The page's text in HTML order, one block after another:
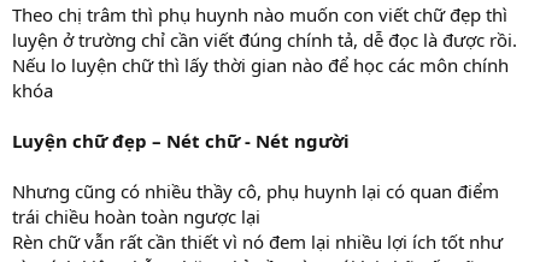
Theo chị trâm thì phụ huynh nào muốn con viết chữ đẹp thì
luyện ở trường chỉ cần viết đúng chính tả, dễ đọc là được rồi.
Nếu lo luyện chữ thì lấy thời gian nào để học các môn chính
khóa
Luyện chữ đẹp – Nét chữ - Nét người
Nhưng cũng có nhiều thầy cô, phụ huynh lại có quan điểm
trái chiều hoàn toàn ngược lại
Rèn chữ vẫn rất cần thiết vì nó đem lại nhiều lợi ích tốt như